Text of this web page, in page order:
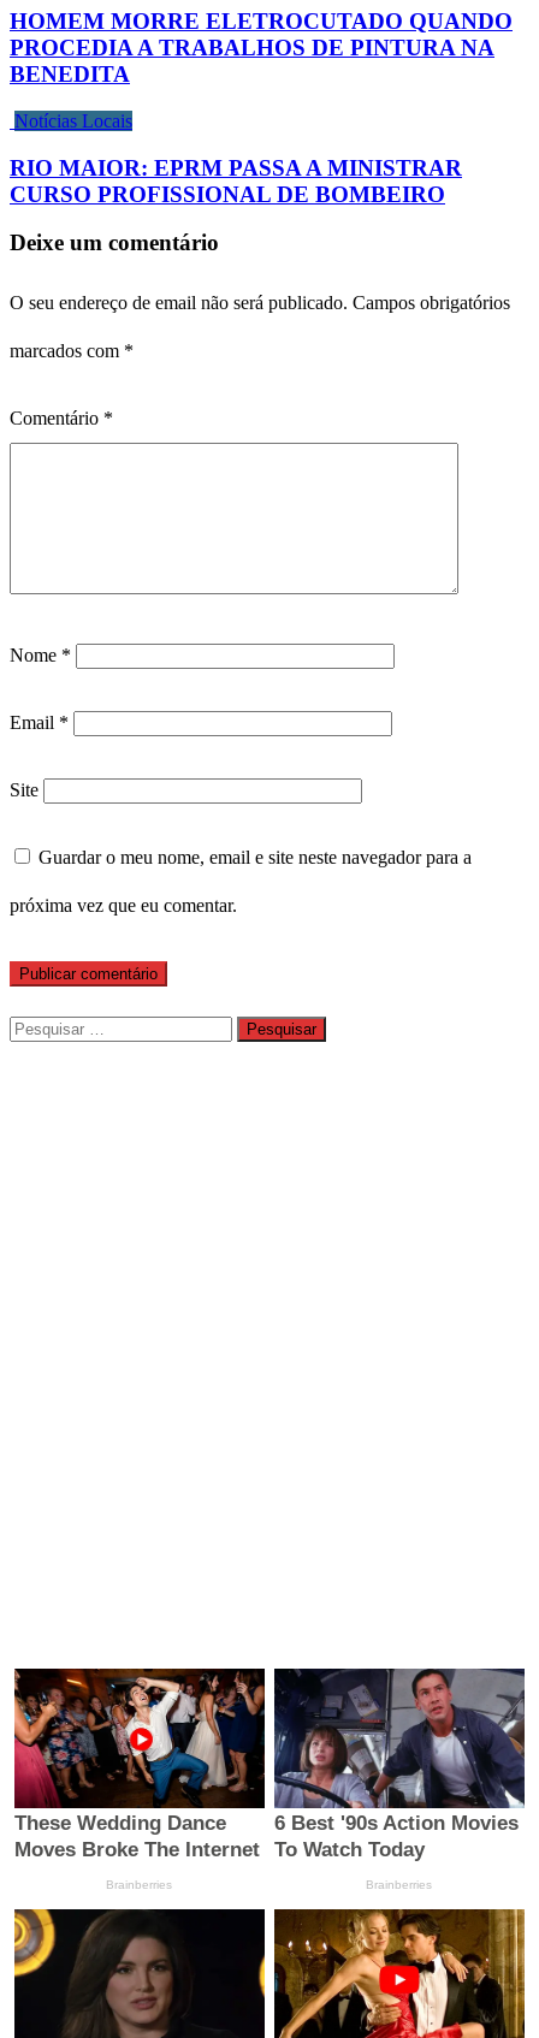
HOMEM MORRE ELETROCUTADO QUANDO
PROCEDIA A TRABALHOS DE PINTURA NA
BENEDITA
Notícias Locais
RIO MAIOR: EPRM PASSA A MINISTRAR
CURSO PROFISSIONAL DE BOMBEIRO
Deixe um comentário
O seu endereço de email não será publicado. Campos obrigatórios
marcados com *
Comentário *
Nome *
Email *
Site
Guardar o meu nome, email e site neste navegador para a
próxima vez que eu comentar.
Pesquisar
por: